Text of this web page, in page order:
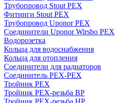
Трубопровод Stout PEX
Фитинги Stout PEX
Трубопровод Uponor PEX
Соединители Uponor Wirsbo PEX
Водорозетка
Кольца для водоснабжения
Кольца для отопления
Соединители для радиаторов
Соединитель PEX-PEX
Тройник PEX
Тройник PEX-резьба ВР
Тройник PEX-резьба НР